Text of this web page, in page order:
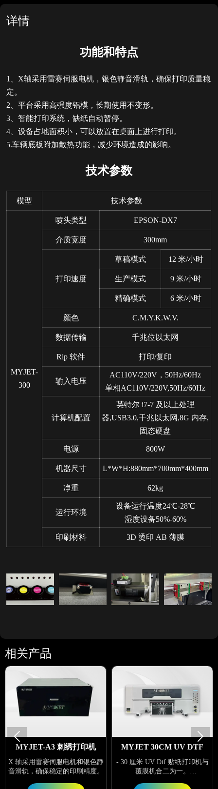
详情
功能和特点
1、X轴采用雷赛伺服电机，银色静音滑轨，确保打印质量稳
定。
2、平台采用高强度铝模，长期使用不变形。
3、智能打印系统，缺纸自动暂停。
4、设备占地面积小，可以放置在桌面上进行打印。
5.车辆底板附加散热功能，减少环境造成的影响。
技术参数
模型 技术参数
MYJET-
300
喷头类型 EPSON-DX7
介质宽度 300mm
打印速度
草稿模式 12 米/小时
生产模式 9 米/小时
精确模式 6 米/小时
颜色 C.M.Y.K.W.V.
数据传输 千兆位以太网
Rip 软件 打印/复印
输入电压
AC110V/220V，50Hz/60Hz
单相AC110V/220V,50Hz/60Hz
计算机配置
英特尔 i7-7 及以上处理
器,USB3.0,千兆以太网,8G 内存,
固态硬盘
电源 800W
机器尺寸 L*W*H:880mm*700mm*400mm
净重 62kg
运行环境
设备运行温度24℃-28℃
湿度设备50%-60%
印刷材料 3D 烫印 AB 薄膜
相关产品
MYJET-A3 刺绣打印机
X 轴采用雷赛伺服电机和银色静
音滑轨，确保稳定的印刷精度。
MYJET 30CM UV DTF
- 30 厘米 UV Dtf 贴纸打印机与
覆膜机合二为一。
 